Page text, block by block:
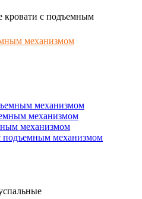
кровати с подъемным
механизмом
механизмом
механизмом
механизмом
подъемным механизмом